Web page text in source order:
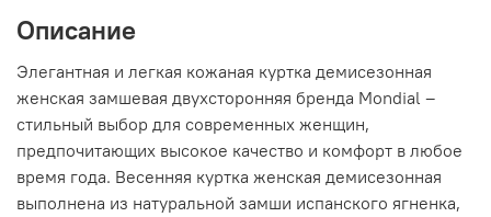
Описание
Элегантная и легкая кожаная куртка демисезонная
женская замшевая двухсторонняя бренда Mondial –
стильный выбор для современных женщин,
предпочитающих высокое качество и комфорт в любое
время года. Весенняя куртка женская демисезонная
выполнена из натуральной замши испанского ягненка,